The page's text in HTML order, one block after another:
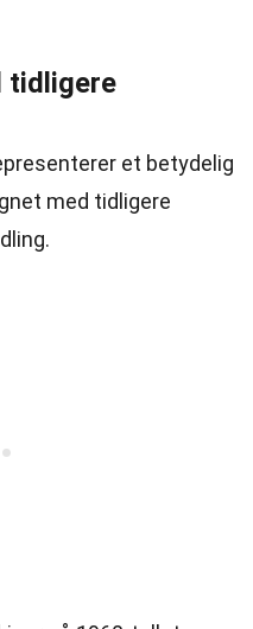
tidligere
et betydelig
med tidligere